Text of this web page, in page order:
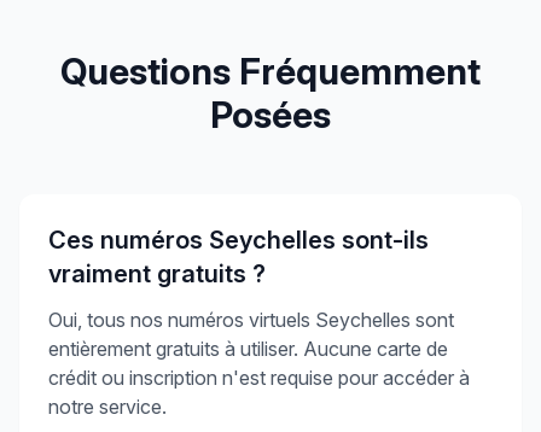
Questions Fréquemment
Posées
Ces numéros Seychelles sont-ils
vraiment gratuits ?
Oui, tous nos numéros virtuels Seychelles sont
entièrement gratuits à utiliser. Aucune carte de
crédit ou inscription n'est requise pour accéder à
notre service.